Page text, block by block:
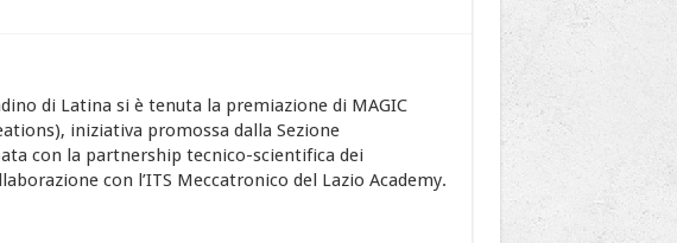
di Latina si è tenuta la premiazione di MAGIC
iniziativa promossa dalla Sezione
con la partnership tecnico-scientifica dei
con l’ITS Meccatronico del Lazio Academy.